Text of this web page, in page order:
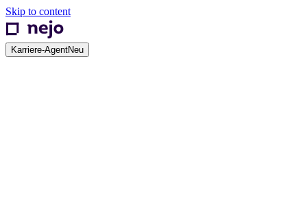
Skip to content
Karriere-AgentNeu